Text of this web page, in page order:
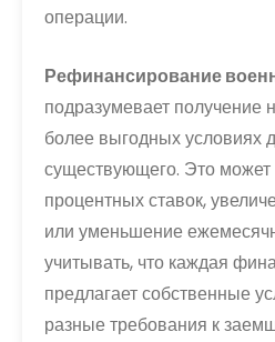
операции.
Рефинансирование
подразумевает получение
более выгодных условиях
существующего. Это
процентных ставок,
или уменьшение
учитывать, что каждая
предлагает собственные
разные требования к